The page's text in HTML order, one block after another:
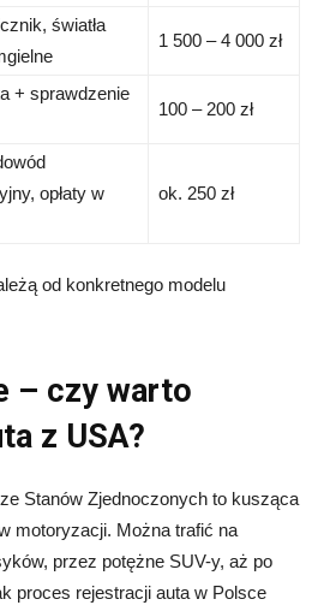
światła
1 500 – 4 000 zł
+ sprawdzenie
100 – 200 zł
opłaty w
ok. 250 zł
od konkretnego modelu
– czy warto
z USA?
Stanów Zjednoczonych to kusząca
motoryzacji. Można trafić na
przez potężne SUV-y, aż po
proces rejestracji auta w Polsce